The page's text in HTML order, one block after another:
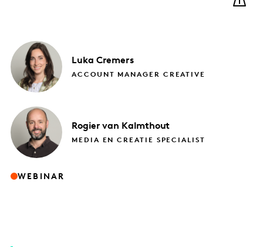
Luka Cremers
ACCOUNT MANAGER CREATIVE
Rogier van Kalmthout
MEDIA EN CREATIE SPECIALIST
WEBINAR